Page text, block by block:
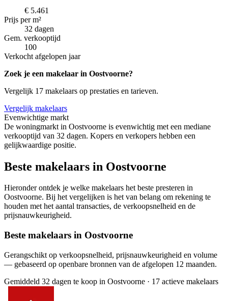
€ 5.461
Prijs per m²
32 dagen
Gem. verkooptijd
100
Verkocht afgelopen jaar
Zoek je een makelaar in Oostvoorne?
Vergelijk 17 makelaars op prestaties en tarieven.
Vergelijk makelaars
Evenwichtige markt
De woningmarkt in Oostvoorne is evenwichtig met een mediane
verkooptijd van 32 dagen. Kopers en verkopers hebben een
gelijkwaardige positie.
Beste makelaars in Oostvoorne
Hieronder ontdek je welke makelaars het beste presteren in
Oostvoorne. Bij het vergelijken is het van belang om rekening te
houden met het aantal transacties, de verkoopsnelheid en de
prijsnauwkeurigheid.
Beste makelaars in Oostvoorne
Gerangschikt op verkoopsnelheid, prijsnauwkeurigheid en volume
— gebaseerd op openbare bronnen van de afgelopen 12 maanden.
Gemiddeld 32 dagen te koop in Oostvoorne · 17 actieve makelaars